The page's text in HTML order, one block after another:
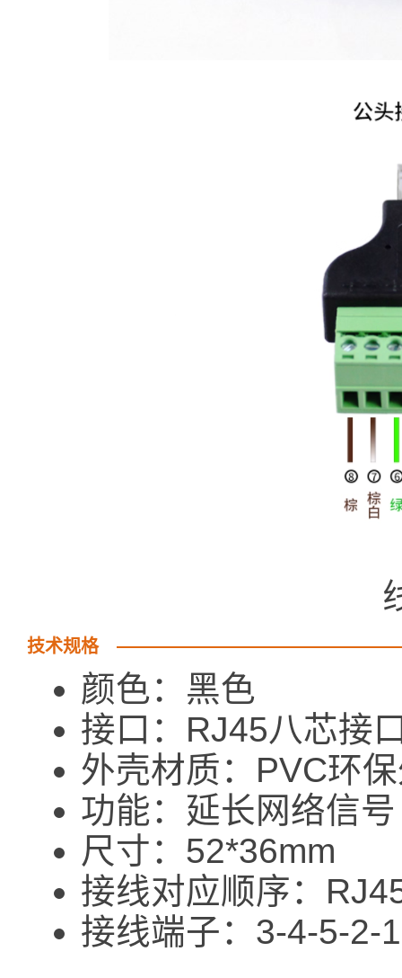
技术规格
颜色：黑色
接口：RJ45八芯接
外壳材质：PVC环
功能：延长网络信号
尺寸：52*36mm
接线对应顺序：
接线端子：3-4-5-2-